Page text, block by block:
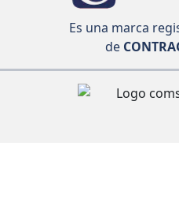
Es una marca
de